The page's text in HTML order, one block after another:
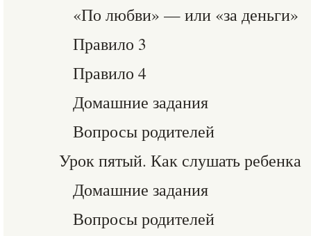
«По любви» — или «за деньги»
Правило 3
Правило 4
Домашние задания
Вопросы родителей
Урок пятый. Как слушать ребенка
Домашние задания
Вопросы родителей